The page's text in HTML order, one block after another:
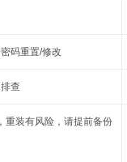
码重置/修改
查
重装有风险，请提前备份